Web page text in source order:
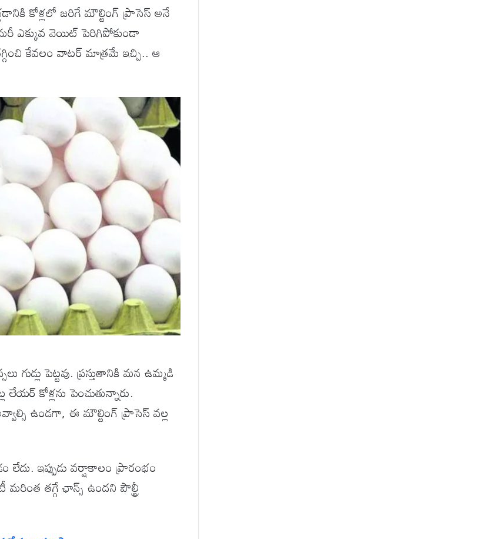
కోళ్లలో జరిగే మౌల్టింగ్ ప్రాసెస్ అనే
మరీ ఎక్కువ వెయిట్ పెరిగిపోకుండా
కేవలం వాటర్ మాత్రమే ఇచ్చి.. ఆ
గుడ్లు పెట్టవు. ప్రస్తుతానికి మన ఉమ్మడి
లేయర్ కోళ్లను పెంచుతున్నారు.
ఉండగా, ఈ మౌల్టింగ్ ప్రాసెస్ వల్ల
ఇప్పుడు వర్షాకాలం ప్రారంభం
తగ్గే ఛాన్స్ ఉందని పౌల్ట్రీ